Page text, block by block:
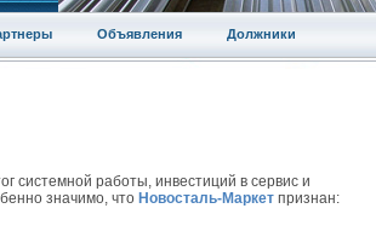
Объявления Должники
системной работы, инвестиций в сервис и
значимо, что Новосталь-Маркет признан: